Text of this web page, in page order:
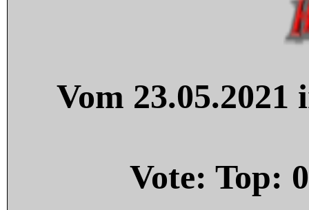
Vom
Vote: Top: 0